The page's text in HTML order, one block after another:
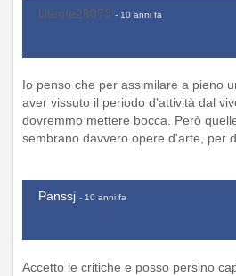
Utente29073 - 10 anni fa
Io penso che per assimilare a pieno
aver vissuto il periodo d'attività dal
dovremmo mettere bocca. Però
sembrano davvero opere d'arte, per
Panssj - 10 anni fa
Accetto le critiche e posso persino